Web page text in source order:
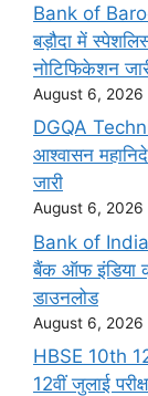
Bank of
बड़ौदा में
नोटिफिकेशन
August 6, 2026
DGQA
आश्वासन
जारी
August 6, 2026
Bank of
बैंक ऑफ इंडिया
डाउनलोड
August 6, 2026
HBSE 10th
12वीं जुलाई